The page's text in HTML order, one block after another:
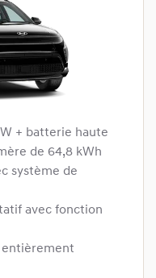
+ batterie haute
de 64,8 kWh
système de
avec fonction
entièrement